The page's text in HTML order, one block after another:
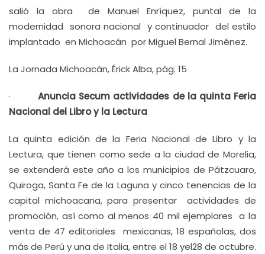
salió la obra de Manuel Enríquez, puntal de la
modernidad sonora nacional y continuador del estilo
implantado en Michoacán por Miguel Bernal Jiménez.
La Jornada Michoacán, Érick Alba, pág. 15
·Anuncia Secum actividades de la quinta Feria
Nacional del Libro y la Lectura
La quinta edición de la Feria Nacional de Libro y la
Lectura, que tienen como sede a la ciudad de Morelia,
se extenderá este año a los municipios de Pátzcuaro,
Quiroga, Santa Fe de la Laguna y cinco tenencias de la
capital michoacana, para presentar actividades de
promoción, así como al menos 40 mil ejemplares a la
venta de 47 editoriales mexicanas, 18 españolas, dos
más de Perú y una de Italia, entre el 18 yel28 de octubre.